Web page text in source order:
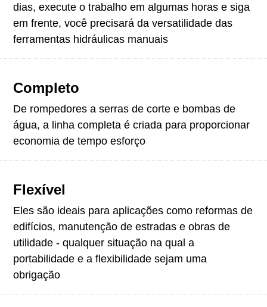
dias, execute o trabalho em algumas horas e siga
em frente, você precisará da versatilidade das
ferramentas hidráulicas manuais
Completo
De rompedores a serras de corte e bombas de
água, a linha completa é criada para proporcionar
economia de tempo esforço
Flexível
Eles são ideais para aplicações como reformas de
edifícios, manutenção de estradas e obras de
utilidade - qualquer situação na qual a
portabilidade e a flexibilidade sejam uma
obrigação